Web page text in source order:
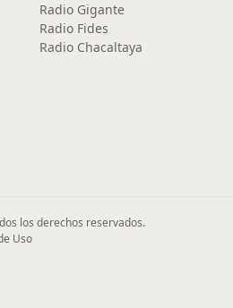
Radio Gigante
Radio Fides
Radio Chacaltaya
los derechos reservados.
Uso